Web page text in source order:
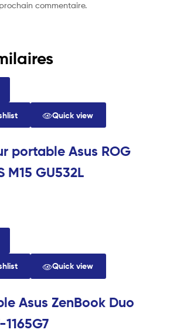
commentaire.
Quick view
portable Asus ROG
M15 GU532L
Quick view
Asus ZenBook Duo
1165G7